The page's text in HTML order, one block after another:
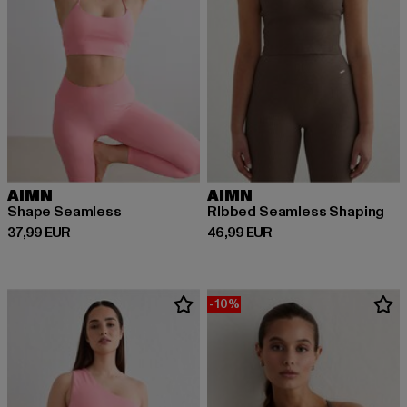
AIMN
Shape Seamless
37,99 EUR
Derzeitiger Preis: 37,99 EUR
AIMN
RIbbed Seamless Shaping
46,99 EUR
Derzeitiger Preis: 46,99 EUR
-10%